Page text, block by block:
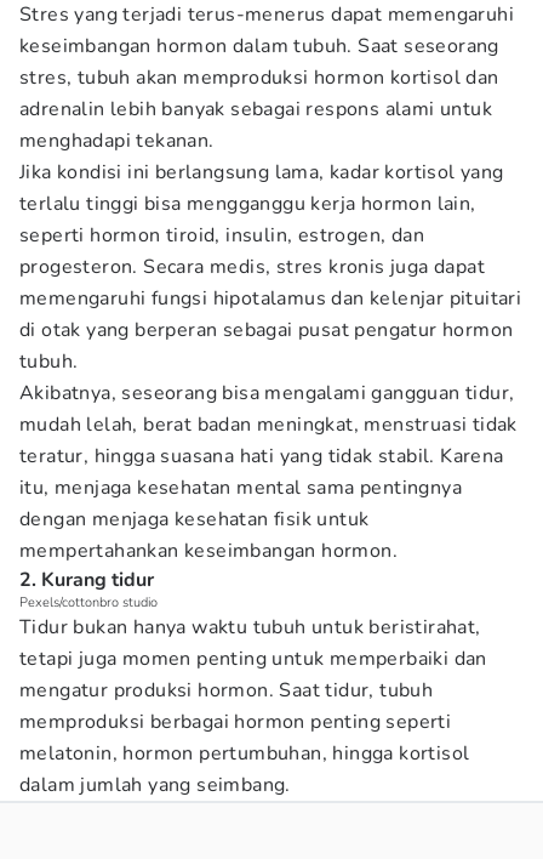
Stres yang terjadi terus-menerus dapat memengaruhi
keseimbangan hormon dalam tubuh. Saat seseorang
stres, tubuh akan memproduksi hormon kortisol dan
adrenalin lebih banyak sebagai respons alami untuk
menghadapi tekanan.
Jika kondisi ini berlangsung lama, kadar kortisol yang
terlalu tinggi bisa mengganggu kerja hormon lain,
seperti hormon tiroid, insulin, estrogen, dan
progesteron. Secara medis, stres kronis juga dapat
memengaruhi fungsi hipotalamus dan kelenjar pituitari
di otak yang berperan sebagai pusat pengatur hormon
tubuh.
Akibatnya, seseorang bisa mengalami gangguan tidur,
mudah lelah, berat badan meningkat, menstruasi tidak
teratur, hingga suasana hati yang tidak stabil. Karena
itu, menjaga kesehatan mental sama pentingnya
dengan menjaga kesehatan fisik untuk
mempertahankan keseimbangan hormon.
2. Kurang tidur
Pexels/cottonbro studio
Tidur bukan hanya waktu tubuh untuk beristirahat,
tetapi juga momen penting untuk memperbaiki dan
mengatur produksi hormon. Saat tidur, tubuh
memproduksi berbagai hormon penting seperti
melatonin, hormon pertumbuhan, hingga kortisol
dalam jumlah yang seimbang.